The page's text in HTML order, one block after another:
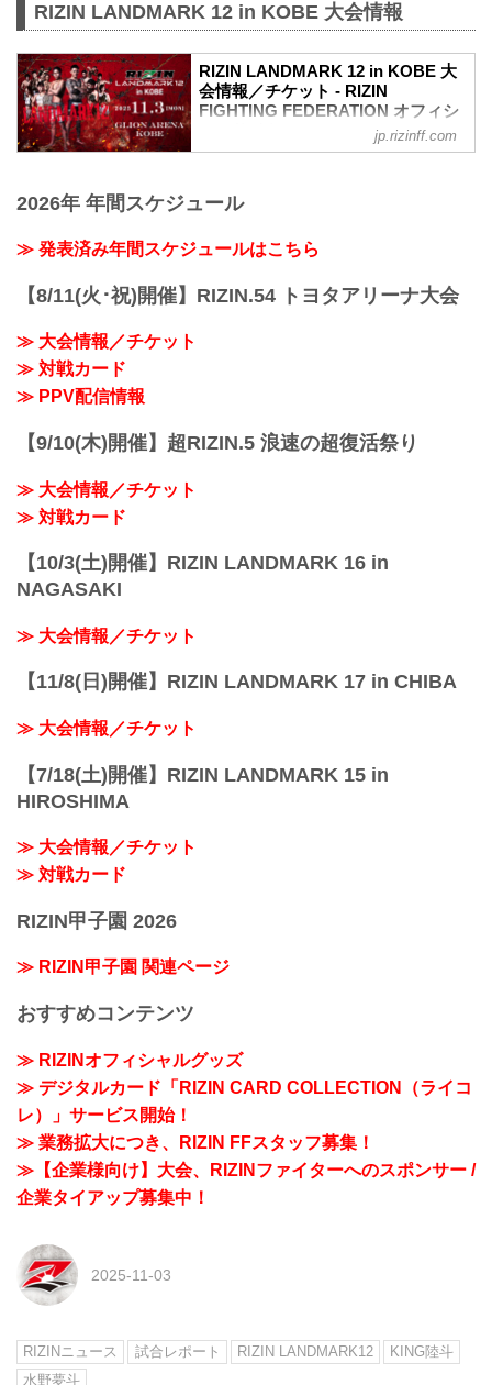
RIZIN LANDMARK 12 in KOBE 大会情報
RIZIN LANDMARK 12 in KOBE 大
会情報／チケット - RIZIN
FIGHTING FEDERATION オフィシ
チケットは完売いたしました。
はPPVチケットをお買い求めの上、ライ
ブ配信でお楽しみください。
RIZIN LANDMARK 12 in KOBE 大会概要
開催日時
阪急「神戸三宮駅」：徒歩 約18分
阪神「神戸三宮駅」：徒歩 約17分
jp.rizinff.com
2026年 年間スケジュール
≫ 発表済み年間スケジュールはこちら
【8/11(火･祝)開催】RIZIN.54 トヨタアリーナ大会
≫ 大会情報／チケット
≫ 対戦カード
≫ PPV配信情報
【9/10(木)開催】超RIZIN.5 浪速の超復活祭り
≫ 大会情報／チケット
≫ 対戦カード
【10/3(土)開催】RIZIN LANDMARK 16 in
NAGASAKI
≫ 大会情報／チケット
【11/8(日)開催】RIZIN LANDMARK 17 in CHIBA
≫ 大会情報／チケット
【7/18(土)開催】RIZIN LANDMARK 15 in
HIROSHIMA
≫ 大会情報／チケット
≫ 対戦カード
RIZIN甲子園 2026
≫ RIZIN甲子園 関連ページ
おすすめコンテンツ
≫ RIZINオフィシャルグッズ
≫ デジタルカード「RIZIN CARD COLLECTION（ライコ
レ）」サービス開始！
≫ 業務拡大につき、RIZIN FFスタッフ募集！
≫【企業様向け】大会、RIZINファイターへのスポンサー /
企業タイアップ募集中！
2025-11-03
RIZINニュース 試合レポート RIZIN LANDMARK12
KING陸斗
水野夢斗